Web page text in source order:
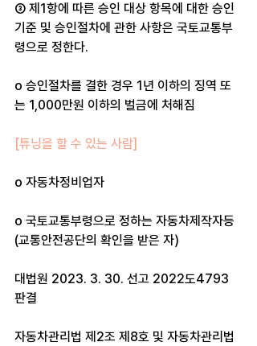
③ 제1항에 따른 승인 대상 항목에 대한 승인
기준 및 승인절차에 관한 사항은 국토교통부
령으로 정한다.
o 승인절차를 결한 경우 1년 이하의 징역 또
는 1,000만원 이하의 벌금에 처해짐
[튜닝을 할 수 있는 사람]
o 자동차정비업자
o 국토교통부령으로 정하는 자동차제작자등
(교통안전공단의 확인을 받은 자)
대법원 2023. 3. 30. 선고 2022도4793
판결
자동차관리법 제2조 제8호 및 자동차관리법